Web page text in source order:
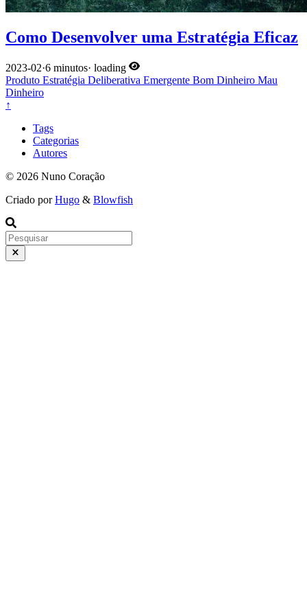
Como Desenvolver uma Estratégia Eficaz
2023-02·6 minutos· loading
Produto Estratégia Deliberativa Emergente Bom Dinheiro Mau
Dinheiro
↑
Tags
Categorias
Autores
© 2026 Nuno Coração
Criado porHugo & Blowfish